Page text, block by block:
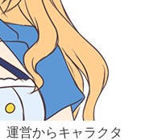
営からキャラクタ